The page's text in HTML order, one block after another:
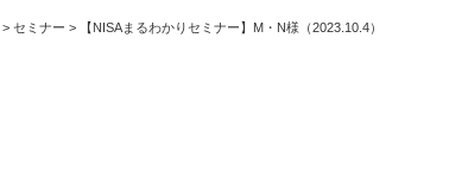
> セミナー > 【NISAまるわかりセミナー】M・N様（2023.10.4）